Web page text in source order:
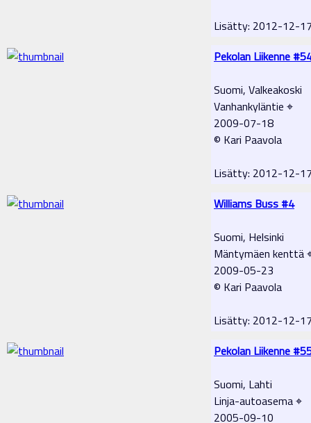
Lisätty: 2012-12-
Pekolan Liikenne
Suomi, Valkeakoski
Vanhankyläntie ⌖
2009-07-18
© Kari Paavola
Lisätty: 2012-12-
Williams Buss #4
Suomi, Helsinki
Mäntymäen kenttä
2009-05-23
© Kari Paavola
Lisätty: 2012-12-
Pekolan Liikenne
Suomi, Lahti
Linja-autoasema ⌖
2005-09-10